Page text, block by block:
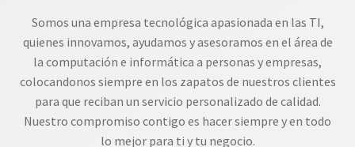
Somos una empresa tecnológica apasionada en las TI,
quienes innovamos, ayudamos y asesoramos en el área de
la computación e informática a personas y empresas,
colocandonos siempre en los zapatos de nuestros clientes
para que reciban un servicio personalizado de calidad.
Nuestro compromiso contigo es hacer siempre y en todo
lo mejor para ti y tu negocio.